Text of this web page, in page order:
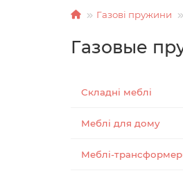
Газові пружини
Газовые
Складні меблі
Меблі для дому
Меблі-